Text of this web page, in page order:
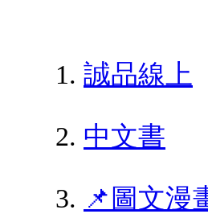
誠品線上
中文書
📌圖文漫